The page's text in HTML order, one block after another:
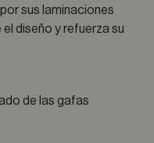
sus laminaciones
diseño y refuerza su
de las gafas